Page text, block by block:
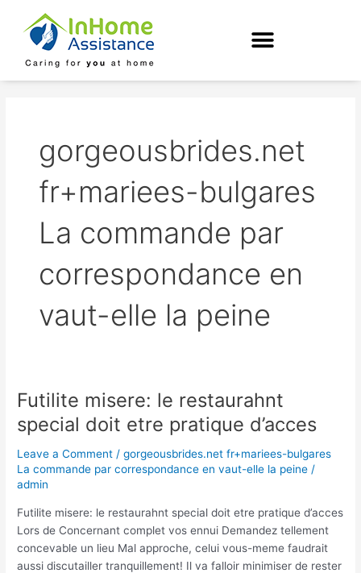
content
gorgeousbrides.net
fr+mariees-bulgares
La commande par
correspondance en
vaut-elle la peine
Futilite misere: le restaurahnt
special doit etre pratique d’acces
Leave a Comment /gorgeousbrides.net fr+mariees-bulgares
La commande par correspondance en vaut-elle la peine /
admin
Futilite misere: le restaurahnt special doit etre pratique d’acces
Lors de Concernant complet vos ennui Demandez tellement
concevable un lieu Mal approche, celui vous-meme faudrait
aussi discutailler tranquillement! Il va falloir minimiser de rester
Futilite
le
restaurahnt
special
doit
pratique
d’acces